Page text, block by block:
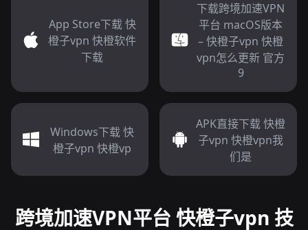
App Store下载 快
橙子vpn 快橙软件
下载
下载跨境加速VPN
平台 macOS版本
– 快橙子vpn 快橙
vpn怎么更新 官方
9
Windows下载 快
橙子vpn 快橙vp
APK直接下载 快橙
子vpn 快橙vpn我
们是
跨境加速VPN平台 快橙子vpn 技